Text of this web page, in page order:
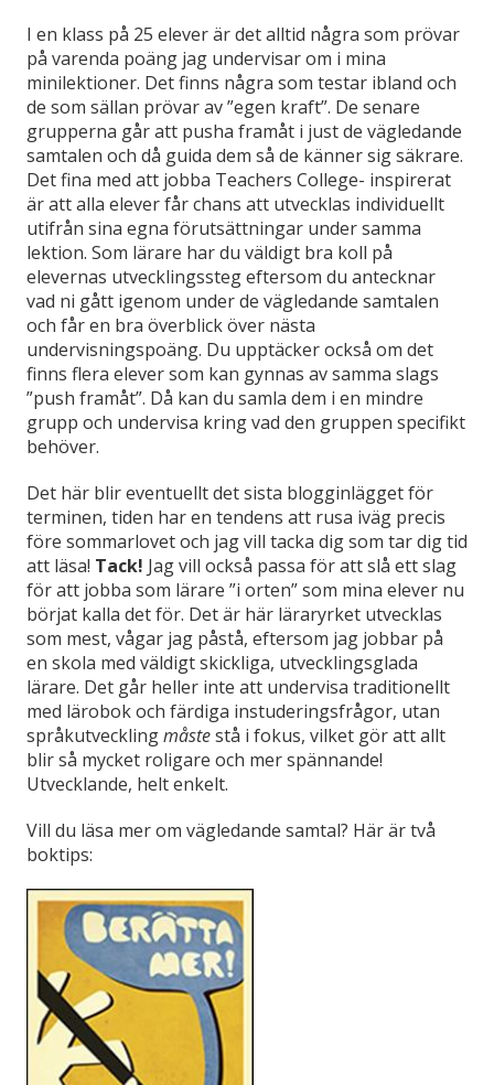
I en klass på 25 elever är det alltid några som prövar
på varenda poäng jag undervisar om i mina
minilektioner. Det finns några som testar ibland och
de som sällan prövar av ”egen kraft”. De senare
grupperna går att pusha framåt i just de vägledande
samtalen och då guida dem så de känner sig säkrare.
Det fina med att jobba Teachers College- inspirerat
är att alla elever får chans att utvecklas individuellt
utifrån sina egna förutsättningar under samma
lektion. Som lärare har du väldigt bra koll på
elevernas utvecklingssteg eftersom du antecknar
vad ni gått igenom under de vägledande samtalen
och får en bra överblick över nästa
undervisningspoäng. Du upptäcker också om det
finns flera elever som kan gynnas av samma slags
”push framåt”. Då kan du samla dem i en mindre
grupp och undervisa kring vad den gruppen specifikt
behöver.
Det här blir eventuellt det sista blogginlägget för
terminen, tiden har en tendens att rusa iväg precis
före sommarlovet och jag vill tacka dig som tar dig tid
att läsa! Tack! Jag vill också passa för att slå ett slag
för att jobba som lärare ”i orten” som mina elever nu
börjat kalla det för. Det är här läraryrket utvecklas
som mest, vågar jag påstå, eftersom jag jobbar på
en skola med väldigt skickliga, utvecklingsglada
lärare. Det går heller inte att undervisa traditionellt
med lärobok och färdiga instuderingsfrågor, utan
språkutvecklingmåstestå i fokus, vilket gör att allt
blir så mycket roligare och mer spännande!
Utvecklande, helt enkelt.
Vill du läsa mer om vägledande samtal? Här är två
boktips: